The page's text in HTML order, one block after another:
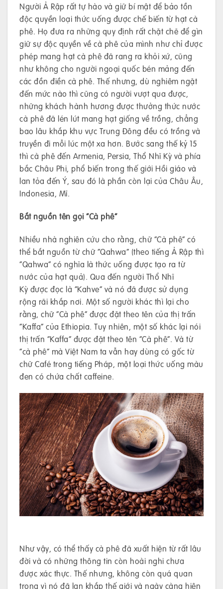
Người Ả Rập rất tự hào và giữ bí mật để bảo tồn
độc quyền loại thức uống được chế biến từ hạt cà
phê. Họ đưa ra những quy định rất chặt chẽ để gìn
giữ sự độc quyền về cà phê của mình như chỉ được
phép mang hạt cà phê đã rang ra khỏi xứ, cũng
như không cho người ngoại quốc bén mảng đến
các đồn điền cà phê. Thế nhưng, dù nghiêm ngặt
đến mức nào thì cũng có người vượt qua được,
những khách hành hương được thưởng thức nước
cà phê đã lén lút mang hạt giống về trồng, chẳng
bao lâu khắp khu vực Trung Đông đều có trồng và
truyền đi mỗi lúc một xa hơn. Bước sang thế kỷ 15
thì cà phê đến Armenia, Persia, Thổ Nhĩ Kỳ và phía
bắc Châu Phi, phổ biến trong thế giới Hồi giáo và
lan tỏa đến Ý, sau đó là phần còn lại của Châu Âu,
Indonesia, Mĩ.
Bắt nguồn tên gọi “Cà phê”
Nhiều nhà nghiên cứu cho rằng, chữ “Cà phê” có
thể bắt nguồn từ chữ “Qahwa” (theo tiếng Ả Rập thì
“Qahwa” có nghĩa là thức uống được tạo ra từ
nước của hạt quả). Qua đến người Thổ Nhĩ
Kỳ được đọc là “Kahve” và nó đã được sử dụng
rộng rãi khắp nơi. Một số người khác thì lại cho
rằng, chữ “Cà phê” được đặt theo tên của thị trấn
“Kaffa” của Ethiopia. Tuy nhiên, một số khác lại nói
thị trấn “Kaffa” được đặt theo tên “Cà phê”. Và từ
“cà phê” mà Việt Nam ta vẫn hay dùng có gốc từ
chữ Café trong tiếng Pháp, một loại thức uống màu
đen có chứa chất caffeine.
Như vậy, có thể thấy cà phê đã xuất hiện từ rất lâu
đời và có những thông tin còn hoài nghi chưa
được xác thực. Thế nhưng, không còn quá quan
trọng vì nó đã lan khắp thế giới và ngày càng hiện